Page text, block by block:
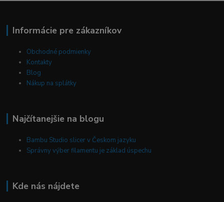
Informácie pre zákazníkov
Obchodné podmienky
Kontakty
Blog
Nákup na splátky
Najčítanejšie na blogu
Bambu Studio slicer v Českom jazyku
Správny výber filamentu je základ úspechu
Kde nás nájdete